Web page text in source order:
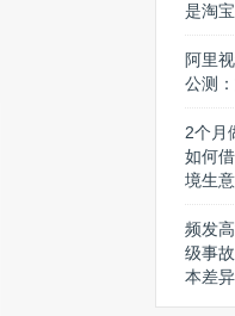
是淘宝
阿里
公测
2个月
如何
境生
频发
级事
本差异